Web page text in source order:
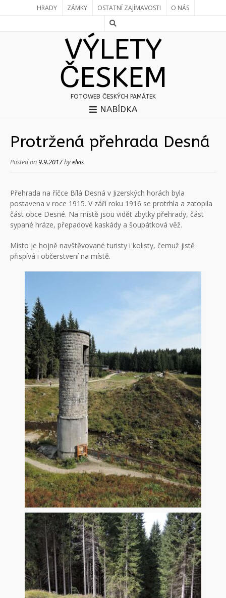
HRADY ZÁMKY OSTATNÍ ZAJÍMAVOSTI O NÁS
VÝLETY
ČESKEM
FOTOWEB ČESKÝCH PAMÁTEK
NABÍDKA
Protržená přehrada Desná
Posted on9.9.2017byelvis
Přehrada na říčce Bílá Desná v Jizerských horách byla
postavena v roce 1915. V září roku 1916 se protrhla a zatopila
část obce Desné. Na místě jsou vidět zbytky přehrady, část
sypané hráze, přepadové kaskády a šoupátková věž.
Místo je hojně navštěvované turisty i kolisty, čemuž jistě
přispívá i občerstvení na místě.